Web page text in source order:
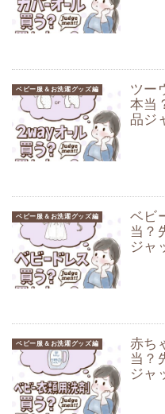
ベビー服＆お洗濯グッズ編
ツー
本当
品ジ
ベビー服＆お洗濯グッズ編
ベビ
当？
ジャ
ベビー服＆お洗濯グッズ編
赤ち
当？
ジャ